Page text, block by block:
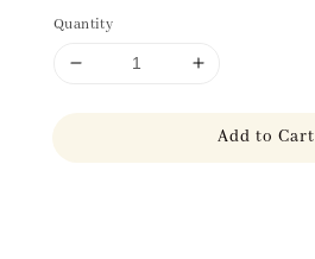
Quantity
Add to Cart